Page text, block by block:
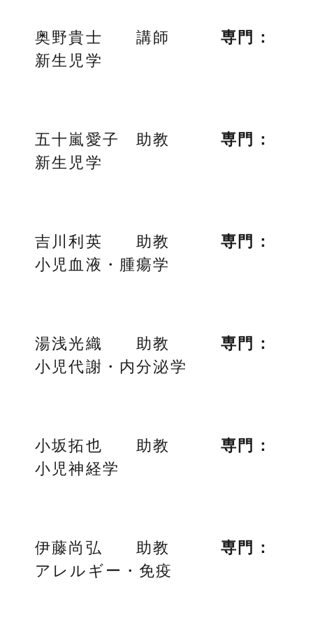
奥野貴士 講師専門：
新生児学
五十嵐愛子 助教専門：
新生児学
吉川利英 助教専門：
小児血液・腫瘍学
湯浅光織 助教専門：
小児代謝・内分泌学
小坂拓也 助教専門：
小児神経学
伊藤尚弘 助教専門：
アレルギー・免疫